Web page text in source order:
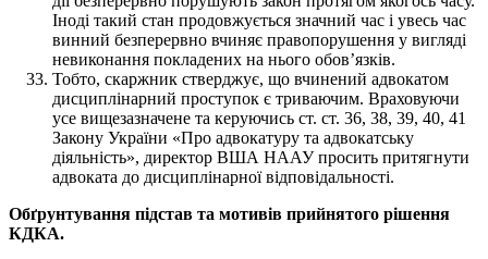
Іноді такий стан продовжується значний час і увесь час
винний безперервно вчиняє правопорушення у вигляді
невиконання покладених на нього обов’язків.
Тобто, скаржник стверджує, що вчинений адвокатом
дисциплінарний проступок є триваючим. Враховуючи
усе вищезазначене та керуючись ст. ст. 36, 38, 39, 40, 41
Закону України «Про адвокатуру та адвокатську
діяльність», директор ВША НААУ просить притягнути
адвоката до дисциплінарної відповідальності.
Обґрунтування підстав та мотивів прийнятого рішення
КДКА.